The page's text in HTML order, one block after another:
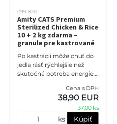
099-8212
Amity CATS Premium
Sterilized Chicken & Rice
10 + 2 kg zdarma –
granule pre kastrované
hmotnosti
Po kastrácii môže chuť do
jedla rásť rýchlejšie než
skutočná potreba energie.
Sterilized Chicken & Rice 10
+ 2 kg zdarma je kom
Cena s DPH
38,90 EUR
37,00 ks
ks Kúpiť